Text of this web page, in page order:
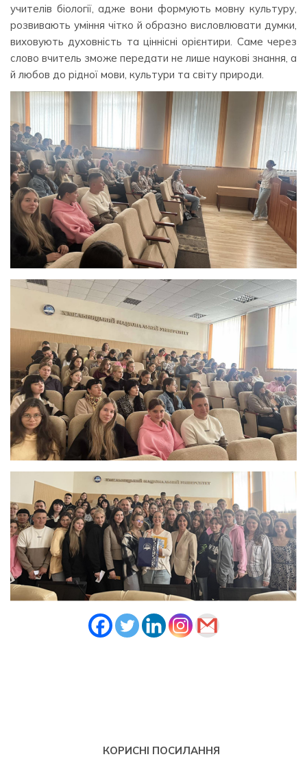
учителів біології, адже вони формують мовну культуру,
розвивають уміння чітко й образно висловлювати думки,
виховують духовність та ціннісні орієнтири. Саме через
слово вчитель зможе передати не лише наукові знання, а
й любов до рідної мови, культури та світу природи.
КОРИСНІ ПОСИЛАННЯ